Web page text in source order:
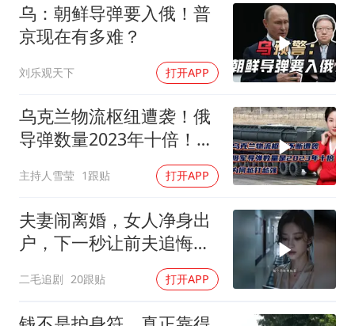
商场现钱学森巨幅海报 负责人回应
乐享全民健身 共筑健康中国
乌：朝鲜导弹要入俄！普
京现在有多难？
刘乐观天下 打开APP
乌克兰物流枢纽遭袭！俄
导弹数量2023年十倍！为
主持人雪莹 1跟贴 打开APP
夫妻闹离婚，女人净身出
户，下一秒让前夫追悔莫
二毛追剧 20跟贴 打开APP